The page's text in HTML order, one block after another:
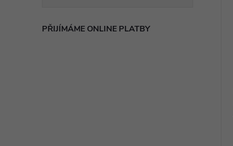
PŘIJÍMÁME ONLINE PLATBY